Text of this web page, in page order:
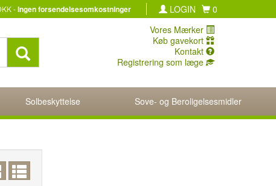
-Ingen forsendelsesomkostninger LOGIN
0
Vores Mærker
Køb gavekort
Kontakt
Registrering som læge
Solbeskyttelse Sove- og Beroligelsesmidler